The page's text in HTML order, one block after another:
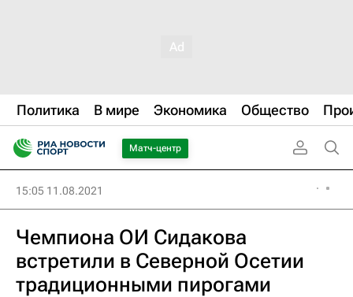
Политика В мире Экономика Общество
Матч-центр
15:05 11.08.2021
Чемпиона ОИ Сидакова
встретили в Северной Осетии
традиционными пирогами